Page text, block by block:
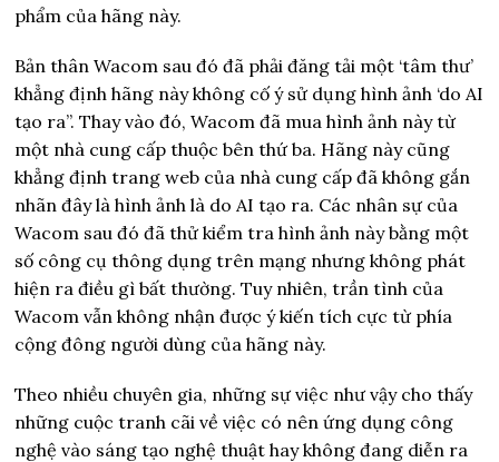
phẩm của hãng này.
Bản thân Wacom sau đó đã phải đăng tải một ‘tâm thư’
khẳng định hãng này không cố ý sử dụng hình ảnh ‘do AI
tạo ra”. Thay vào đó, Wacom đã mua hình ảnh này từ
một nhà cung cấp thuộc bên thứ ba. Hãng này cũng
khẳng định trang web của nhà cung cấp đã không gắn
nhãn đây là hình ảnh là do AI tạo ra. Các nhân sự của
Wacom sau đó đã thử kiểm tra hình ảnh này bằng một
số công cụ thông dụng trên mạng nhưng không phát
hiện ra điều gì bất thường. Tuy nhiên, trần tình của
Wacom vẫn không nhận được ý kiến tích cực từ phía
cộng đông người dùng của hãng này.
Theo nhiều chuyên gia, những sự việc như vậy cho thấy
những cuộc tranh cãi về việc có nên ứng dụng công
nghệ vào sáng tạo nghệ thuật hay không đang diễn ra